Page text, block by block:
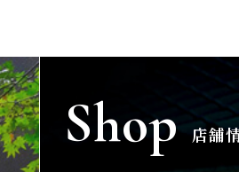
Shop 店舗